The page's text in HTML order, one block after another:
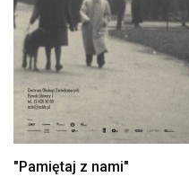
"Pamiętaj z nami"